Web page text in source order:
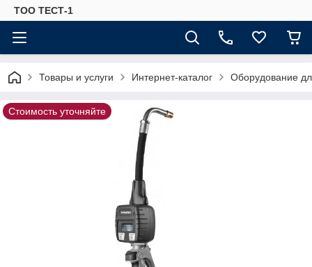
ТОО ТЕСТ-1
Товары и услуги Интернет-каталог Оборудование
Стоимость уточняйте